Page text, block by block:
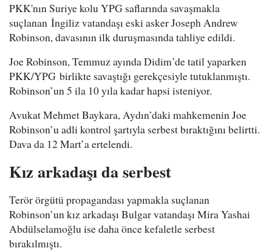
PKK'nın Suriye kolu YPG saflarında savaşmakla
suçlanan İngiliz vatandaşı eski asker Joseph Andrew
Robinson, davasının ilk duruşmasında tahliye edildi.
Joe Robinson, Temmuz ayında Didim’de tatil yaparken
PKK/YPG birlikte savaştığı gerekçesiyle tutuklanmıştı.
Robinson’un 5 ila 10 yıla kadar hapsi isteniyor.
Avukat Mehmet Baykara, Aydın’daki mahkemenin Joe
Robinson’u adli kontrol şartıyla serbest bıraktığını belirtti.
Dava da 12 Mart’a ertelendi.
Kız arkadaşı da serbest
Terör örgütü propagandası yapmakla suçlanan
Robinson’un kız arkadaşı Bulgar vatandaşı Mira Yashai
Abdülselamoğlu ise daha önce kefaletle serbest
bırakılmıştı.